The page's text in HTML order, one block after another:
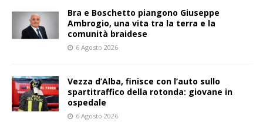
Bra e Boschetto piangono Giuseppe
Ambrogio, una vita tra la terra e la
comunità braidese
6 Agosto 2026
Vezza d’Alba, finisce con l’auto sullo
spartitraffico della rotonda: giovane in
ospedale
6 Agosto 2026